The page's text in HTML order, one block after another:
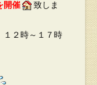
開催
致しま
２時～１７時